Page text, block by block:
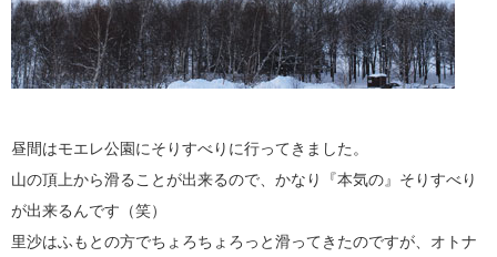
昼間はモエレ公園にそりすべりに行ってきました。
山の頂上から滑ることが出来るので、かなり『本気の』そりすべり
が出来るんです（笑）
里沙はふもとの方でちょろちょろっと滑ってきたのですが、オトナ